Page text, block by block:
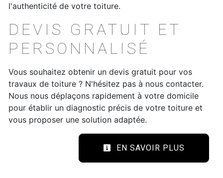
l'authenticité de votre toiture.
DEVIS GRATUIT ET
PERSONNALISÉ
Vous souhaitez obtenir un devis gratuit pour vos
travaux de toiture ? N'hésitez pas à nous contacter.
Nous nous déplaçons rapidement à votre domicile
pour établir un diagnostic précis de votre toiture et
vous proposer une solution adaptée.
EN SAVOIR PLUS